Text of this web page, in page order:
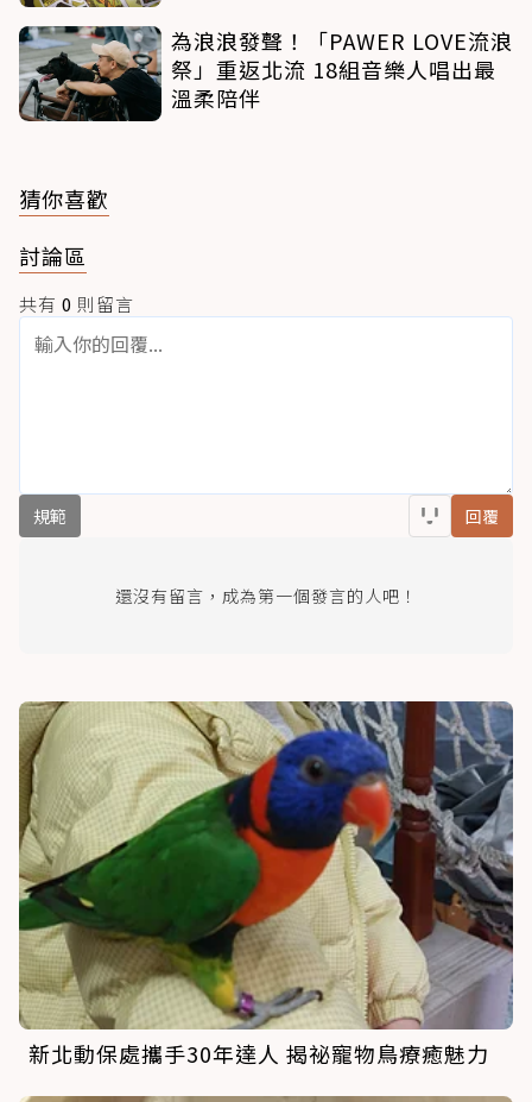
為浪浪發聲！「PAWER LOVE流浪
祭」重返北流 18組音樂人唱出最
溫柔陪伴
猜你喜歡
討論區
共有 0 則留言
規範 回覆
還沒有留言，成為第一個發言的人吧！
新北動保處攜手30年達人 揭祕寵物鳥療癒魅力